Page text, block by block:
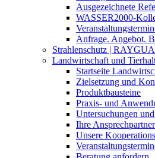
Ausgezeichnete
WASSER2000-
Anfrage. Angebot.
Strahlenschutz |
Landwirtschaft und
Startseite
Zielsetzung und
Produktbausteine
Praxis- und
Untersuchungen
Ihre
Unsere